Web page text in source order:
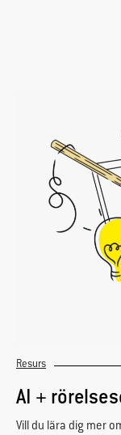
Resurs
AI +
Vill du lära dig mer